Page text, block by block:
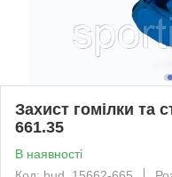
Захист гомілки та
661.35
В наявності